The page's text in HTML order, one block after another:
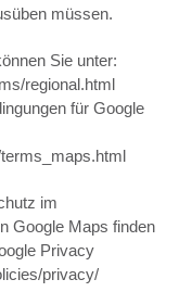
müssen.
Sie unter:
regional.html
für Google
im
Google Maps finden
Privacy
privacy/